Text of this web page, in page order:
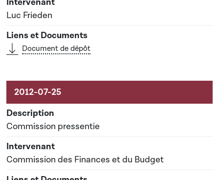
Luc Frieden
Document de dépôt
Commission pressentie
Commission des Finances et du Budget